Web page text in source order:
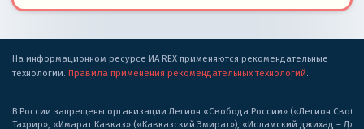
На информационном ресурсе ИА REX применяются рекомендательные
технологии. Правила применения рекомендательных технологий.
В России запрещены организации Легион «Свобода России» («Легион
Тахрир», «Имарат Кавказ» («Кавказский Эмират»), «Исламский джихад –